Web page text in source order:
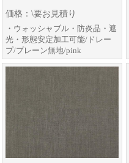
価格：\要お見積り
・ウォッシャブル・防炎品・遮
光・形態安定加工可能/ドレー
プ/プレーン無地/pink